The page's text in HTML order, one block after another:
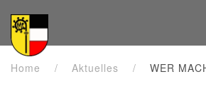
Zum Hauptinhalt springen
Home Aktuelles WER